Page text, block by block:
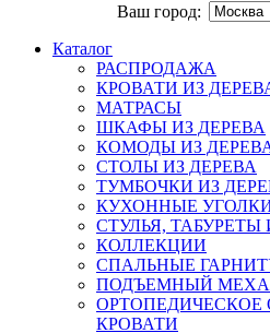
Ваш город:
Каталог
РАСПРОДАЖА
КРОВАТИ ИЗ
МАТРАСЫ
ШКАФЫ ИЗ ДЕРЕВА
КОМОДЫ ИЗ
СТОЛЫ ИЗ ДЕРЕВА
ТУМБОЧКИ ИЗ
КУХОННЫЕ
СТУЛЬЯ, ТАБУРЕТЫ
КОЛЛЕКЦИИ
СПАЛЬНЫЕ
ПОДЪЕМНЫЙ
КРОВАТИ